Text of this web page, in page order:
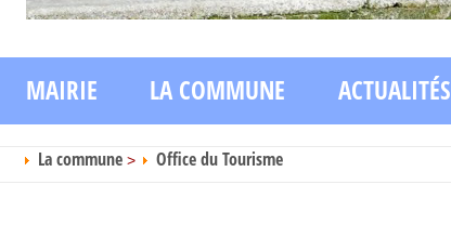
MAIRIE LA COMMUNE ACTUALITÉS
La commune > Office du Tourisme